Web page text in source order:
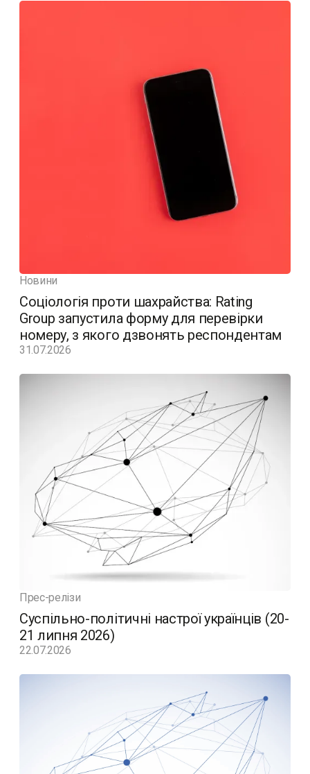
Новини
Соціологія проти шахрайства: Rating
Group запустила форму для перевірки
номеру, з якого дзвонять респондентам
31.07.2026
Прес-релізи
Суспільно-політичні настрої українців (20-
21 липня 2026)
22.07.2026